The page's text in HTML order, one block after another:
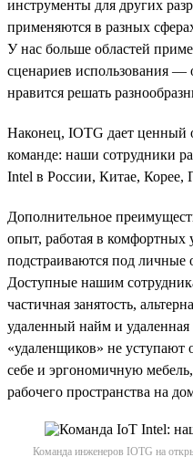
инструменты для других
применяются в разных
У нас больше областей
сценариев использования —
нравится решать
Наконец, IOTG дает ценный
команде: наши сотрудники
Intel в России, Китае,
Дополнительное
опыт, работая в комфортных
подстраиваются под личные
Доступные нашим
частичная занятость,
удаленный найм и
«удаленщиков» не уступают
себе и эргономичную
рабочего пространства на
Команда инженеров IOTG на